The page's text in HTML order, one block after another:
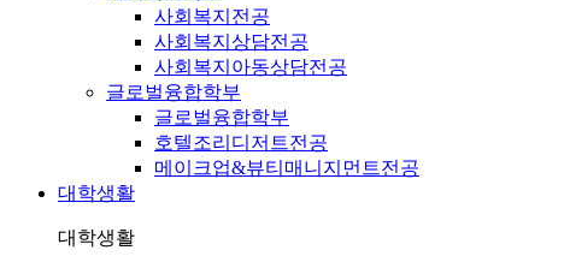
사회복지전공
사회복지상담전공
사회복지아동상담전공
글로벌융합학부
글로벌융합학부
호텔조리디저트전공
메이크업&뷰티매니지먼트전공
대학생활
대학생활